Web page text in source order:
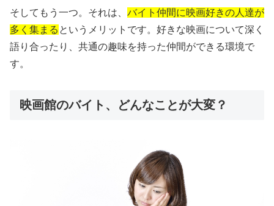
そしてもう一つ。それは、 バイト仲間に映画好きの人達が
多く集まる というメリットです。好きな映画について深く
語り合ったり、共通の趣味を持った仲間ができる環境で
す。
映画館のバイト、どんなことが大変？